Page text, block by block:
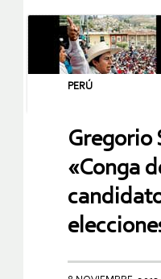
PERÚ
Gregorio
«Conga